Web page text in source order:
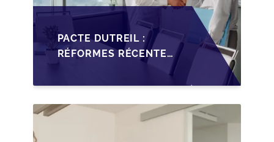
PACTE DUTREIL :
RÉFORMES RÉCENTES
TRANSMISSION DES